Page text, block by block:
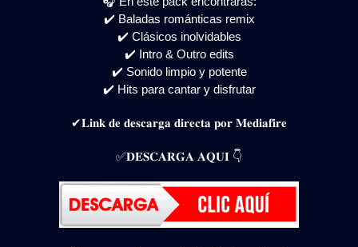
✔️ Baladas románticas remix
✔️ Clásicos inolvidables
✔️ Intro & Outro edits
✔️ Sonido limpio y potente
✔️ Hits para cantar y disfrutar
✔𝐋𝐢𝐧𝐤 𝐝𝐞 𝐝𝐞𝐬𝐜𝐚𝐫𝐠𝐚 𝐝𝐢𝐫𝐞𝐜𝐭𝐚 𝐩𝐨𝐫 𝐌𝐞𝐝𝐢𝐚𝐟𝐢𝐫𝐞
✅𝐃𝐄𝐒𝐂𝐀𝐑𝐆𝐀 𝐀𝐐𝐔𝐈 👇